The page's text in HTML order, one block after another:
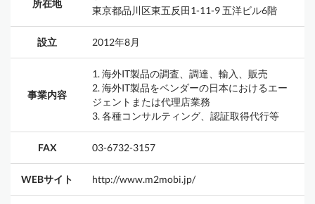
所在地
東京都品川区東五反田1-11-9 五洋ビル6階
設立 2012年8月
事業内容
1. 海外IT製品の調査、調達、輸入、販売
2. 海外IT製品をベンダーの日本におけるエー
ジェントまたは代理店業務
3. 各種コンサルティング、認証取得代行等
FAX 03-6732-3157
WEBサイト http://www.m2mobi.jp/